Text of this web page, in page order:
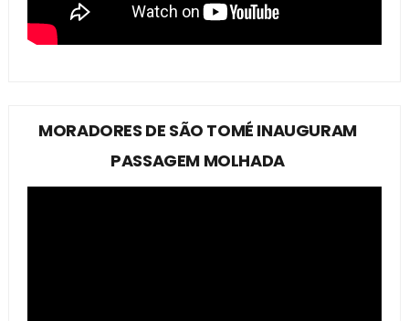
MORADORES DE SÃO TOMÉ INAUGURAM
PASSAGEM MOLHADA